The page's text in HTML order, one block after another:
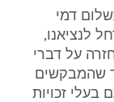
דמי
לנציאנו,
על דברי
שהמבקשים
זכויות